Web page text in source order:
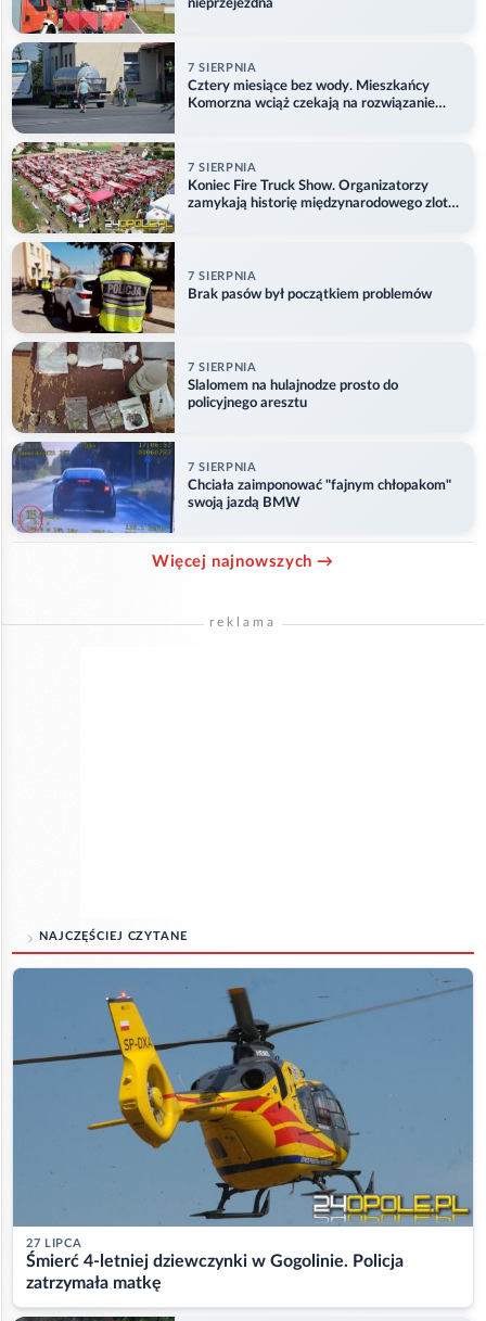
nieprzejezdna
7 SIERPNIA
Cztery miesiące bez wody. Mieszkańcy
Komorzna wciąż czekają na rozwiązanie
7 SIERPNIA
Koniec Fire Truck Show. Organizatorzy
zamykają historię międzynarodowego zlotu
7 SIERPNIA
Brak pasów był początkiem problemów
7 SIERPNIA
Slalomem na hulajnodze prosto do
policyjnego aresztu
7 SIERPNIA
Chciała zaimponować "fajnym chłopakom"
swoją jazdą BMW
Więcej najnowszych →
reklama
NAJCZĘŚCIEJ CZYTANE
27 LIPCA
Śmierć 4-letniej dziewczynki w Gogolinie. Policja
zatrzymała matkę